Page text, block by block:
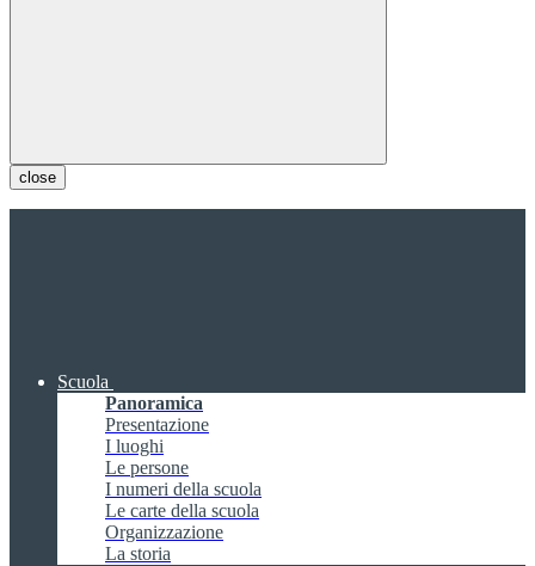
close
Scuola
Panoramica
Presentazione
I luoghi
Le persone
I numeri della scuola
Le carte della scuola
Organizzazione
La storia